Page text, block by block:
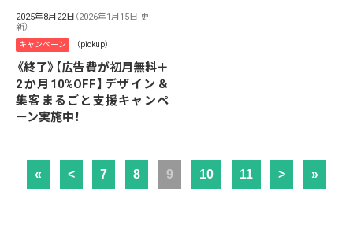
2025年8月22日 （2026年1月15日 更
新）
キャンペーン （pickup）
《終了》【広告費が初月無料＋
2か月10%OFF】デザイン＆
集客まるごと支援キャンペ
ーン実施中！
« < 7 8 9 10 11 > »